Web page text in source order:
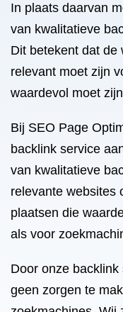
In plaats daarvan
van kwalitatieve
Dit betekent dat de
relevant moet zijn
waardevol moet
Bij SEO Page
backlink service
van kwalitatieve
relevante websites
plaatsen die
als voor
Door onze
geen zorgen te